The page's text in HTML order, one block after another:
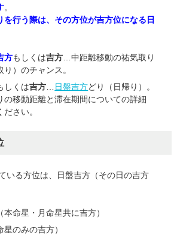
。
を行う際は、その方位が吉方位になる日
方もしくは吉方 …中距離移動の祐気取り
り）のチャンス。
しくは吉方 日盤吉方どり（日帰り）。
の移動距離と滞在期間についての詳細
ださい。
いる方位は、日盤吉方（その日の吉方
（本命星・月命星共に吉方）
のみの吉方）